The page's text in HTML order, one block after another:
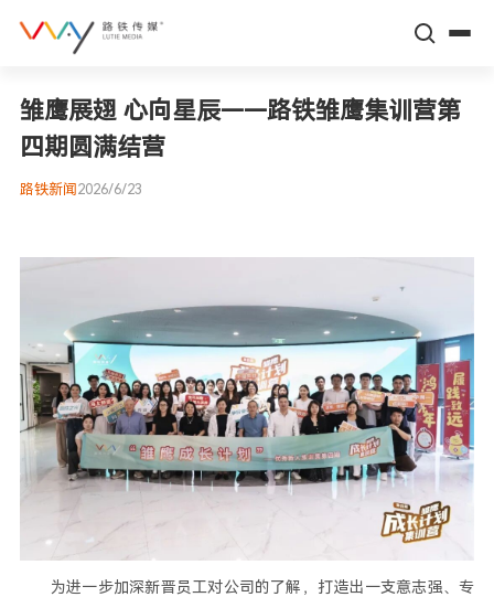
关于路铁
场景营销案例
新闻动态
高铁数据
企业文化
智库伙伴
雏鹰展翅 心向星辰——路铁雏鹰集训营第
四期圆满结营
路铁新闻 2026/6/23
为进一步加深新晋员工对公司的了解，打造出一支意志强、专